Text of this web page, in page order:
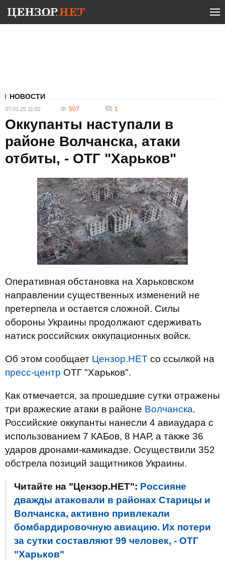
НОВОСТИ
07.01.25 11:02 507 1
Оккупанты наступали в
районе Волчанска, атаки
отбиты, - ОТГ "Харьков"
Оперативная обстановка на Харьковском
направлении существенных изменений не
претерпела и остается сложной. Силы
обороны Украины продолжают сдерживать
натиск российских оккупационных войск.
Об этом сообщает Цензор.НЕТ со ссылкой на
пресс-центр ОТГ "Харьков".
Как отмечается, за прошедшие сутки отражены
три вражеские атаки в районе Волчанска.
Российские оккупанты нанесли 4 авиаудара с
использованием 7 КАБов, 8 НАР, а также 36
ударов дронами-камикадзе. Осуществили 352
обстрела позиций защитников Украины.
Читайте на "Цензор.НЕТ": Россияне
дважды атаковали в районах Старицы и
Волчанска, активно привлекали
бомбардировочную авиацию. Их потери
за сутки составляют 99 человек, - ОТГ
"Харьков"